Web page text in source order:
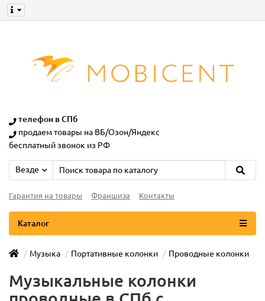
телефон в СПб
продаем товары на ВБ/Озон/Яндекс
бесплатный звонок из РФ
Везде
Гарантия на товары Франшиза Контакты
Каталог
Музыка Портативные колонки Проводные колонки
Музыкальные колонки